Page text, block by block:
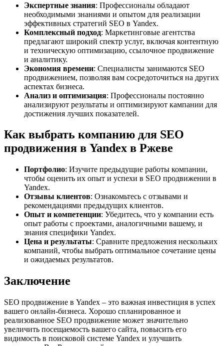
Экспертные знания: Профессионалы обладают
необходимыми знаниями и опытом для реализации
эффективных стратегий SEO в Yandex.
Комплексный подход: Маркетинговые агентства
предлагают широкий спектр услуг, включая контентную
и техническую оптимизацию, ссылочное продвижение
и аналитику.
Экономия времени: Специалисты занимаются SEO
продвижением, позволяя вам сосредоточиться на других
аспектах бизнеса.
Анализ и оптимизация: Профессионалы постоянно
анализируют результаты и оптимизируют кампании для
достижения лучших показателей.
Как выбрать компанию для SEO
продвижения в Yandex в Ржеве
Портфолио: Изучите предыдущие работы компании,
чтобы оценить их опыт и успехи в SEO продвижении в
Yandex.
Отзывы клиентов: Ознакомьтесь с отзывами и
рекомендациями предыдущих клиентов.
Опыт и компетенции: Убедитесь, что у компании есть
опыт работы с проектами, аналогичными вашему, и
знания специфики Yandex.
Цена и результаты: Сравните предложения нескольких
компаний, чтобы выбрать оптимальное сочетание цены
и ожидаемых результатов.
Заключение
SEO продвижение в Yandex – это важная инвестиция в успех
вашего онлайн-бизнеса. Хорошо спланированное и
реализованное SEO продвижение может значительно
увеличить посещаемость вашего сайта, повысить его
видимость в поисковой системе Yandex и улучшить